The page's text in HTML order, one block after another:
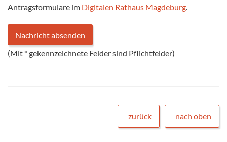
Antragsformulare im Digitalen Rathaus Magdeburg.
(Mit *gekennzeichnete Felder sind Pflichtfelder)
zurück nach oben